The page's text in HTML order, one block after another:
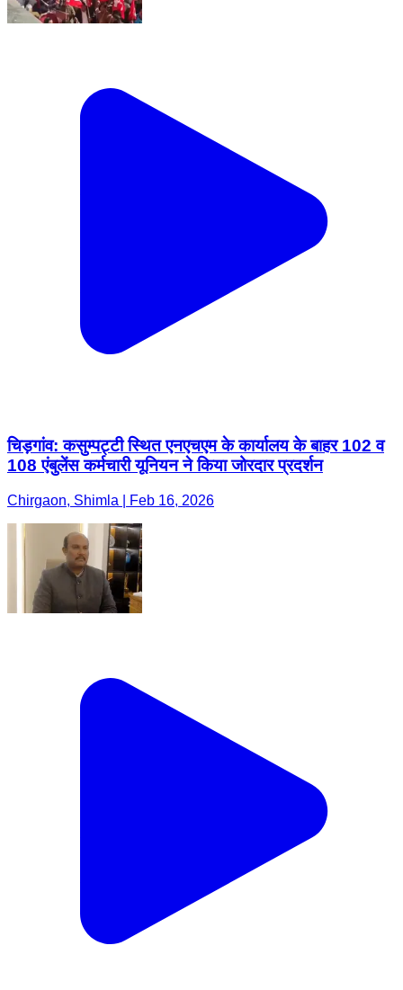
चिड़गांव: कसुम्पट्टी स्थित एनएचएम के कार्यालय के बाहर 102 व
108 एंबुलेंस कर्मचारी यूनियन ने किया जोरदार प्रदर्शन
Chirgaon, Shimla | Feb 16, 2026